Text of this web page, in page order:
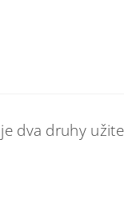
dva druhy